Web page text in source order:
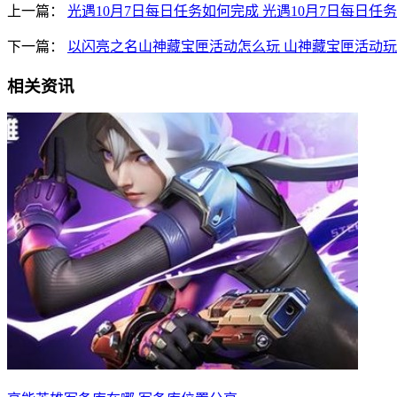
上一篇： 光遇10月7日每日任务如何完成 光遇10月7日每日任
下一篇： 以闪亮之名山神藏宝匣活动怎么玩 山神藏宝匣活动
相关资讯